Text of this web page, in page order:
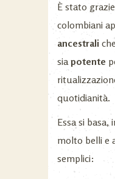
È stato
colombiani
ancestrali
siapotente
quotidianità.
Essa si
molto belli e
semplici: